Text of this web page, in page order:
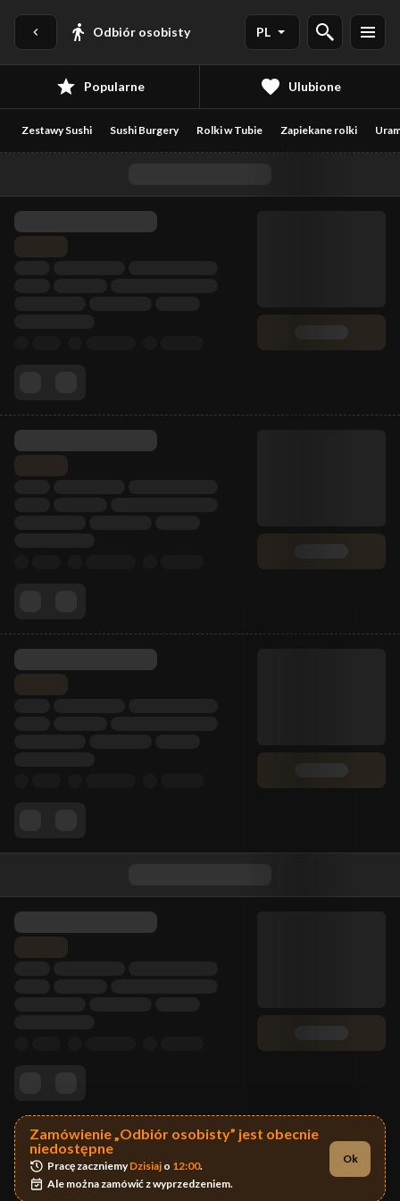
Odbiór osobisty PL
Popularne Ulubione
Zestawy Sushi Sushi Burgery Rolki w Tubie Zapiekane rolki
Zamówienie „Odbiór osobisty” jest obecnie
niedostępne
Pracę zaczniemy Dzisiaj o 12:00.
Ale można zamówić z wyprzedzeniem.
Ok